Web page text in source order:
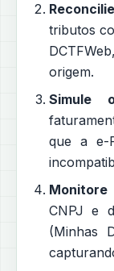
tributos
origem.
Simule
que a e-
CNPJ e
(Minhas